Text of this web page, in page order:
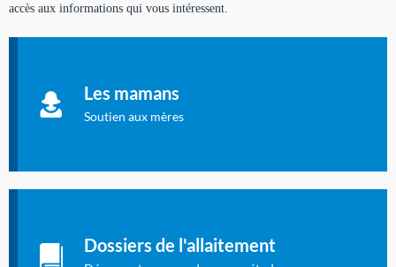
accès aux informations qui vous intéressent.
Les mamans
Soutien aux mères
à allaiter et vous informer : toutes les rubriques qui
concernent l'allaitement.
Dossiers de l'allaitement
dernières études sur l'allaitement publiées dans la presse